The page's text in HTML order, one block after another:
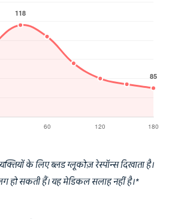
के लिए ब्लड ग्लूकोज़ रेस्पॉन्स दिखाता है।
हो सकती हैं। यह मेडिकल सलाह नहीं है।*